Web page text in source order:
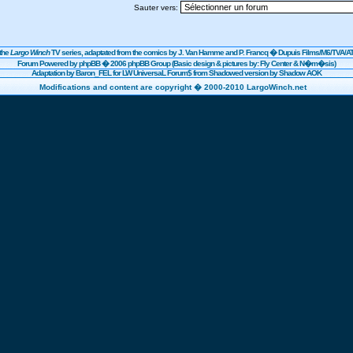
Sauter vers:
Largo WinchTV series, adaptated from the comics by J. Van Hamme and P. Francq �DupuisFilms/M6/TVA/
Forum Powered byphpBB� 2006 phpBB Group (Basic design & pictures by: Fly Center & N�m�sis)
Adaptation by Baron_FEL for LW UniversaL Forum$ from Shadowed version by Shadow AOK
Modifications and content are copyright � 2000-2010 LargoWinch.net